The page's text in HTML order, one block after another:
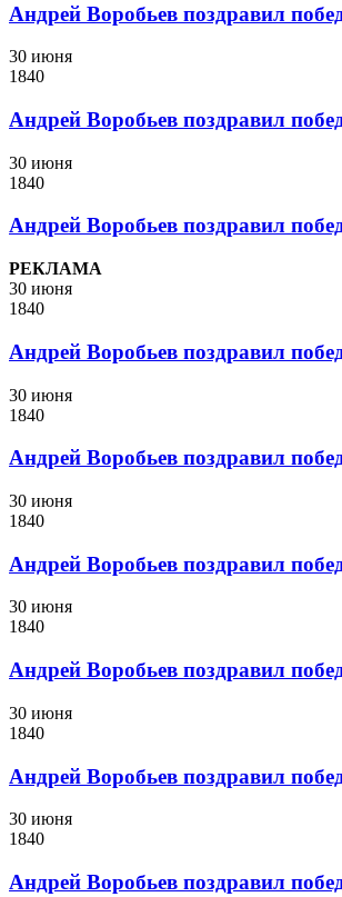
Андрей Воробьев поздравил
30 июня
1840
Андрей Воробьев поздравил
30 июня
1840
Андрей Воробьев поздравил
РЕКЛАМА
30 июня
1840
Андрей Воробьев поздравил
30 июня
1840
Андрей Воробьев поздравил
30 июня
1840
Андрей Воробьев поздравил
30 июня
1840
Андрей Воробьев поздравил
30 июня
1840
Андрей Воробьев поздравил
30 июня
1840
Андрей Воробьев поздравил